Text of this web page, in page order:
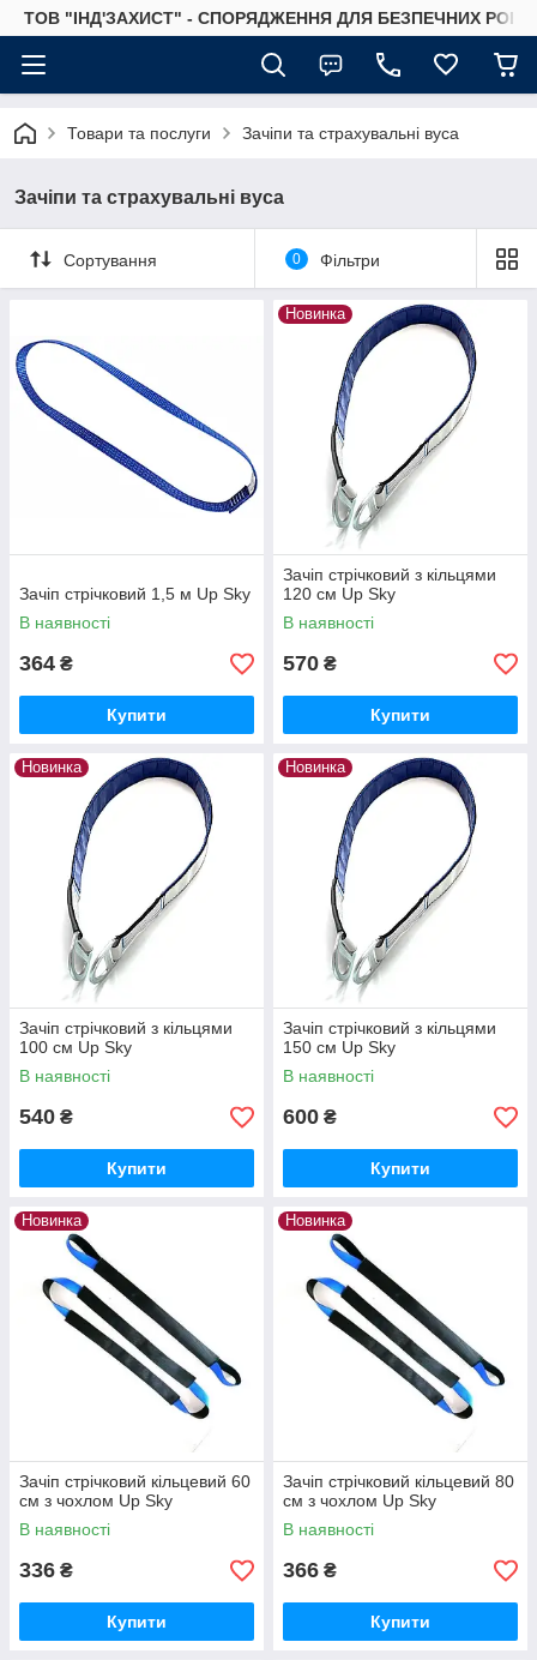
ТОВ "ІНД'ЗАХИСТ" - СПОРЯДЖЕННЯ ДЛЯ БЕЗПЕЧНИХ
Товари та послуги Зачіпи та страхувальні вуса
Зачіпи та страхувальні вуса
Сортування 0 Фільтри
Зачіп стрічковий 1,5 м Up Sky
В наявності
364 ₴
Купити
Новинка
Зачіп стрічковий з кільцями
120 см Up Sky
В наявності
570 ₴
Купити
Новинка
Зачіп стрічковий з кільцями
100 см Up Sky
В наявності
540 ₴
Купити
Новинка
Зачіп стрічковий з кільцями
150 см Up Sky
В наявності
600 ₴
Купити
Новинка
Зачіп стрічковий кільцевий 60
см з чохлом Up Sky
В наявності
336 ₴
Купити
Новинка
Зачіп стрічковий кільцевий 80
см з чохлом Up Sky
В наявності
366 ₴
Купити